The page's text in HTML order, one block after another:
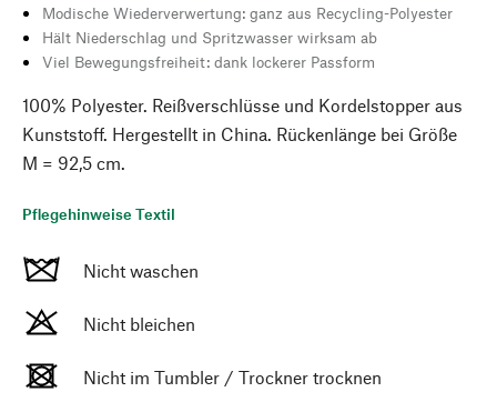
Modische Wiederverwertung: ganz aus Recycling-Polyester
Hält Niederschlag und Spritzwasser wirksam ab
Viel Bewegungsfreiheit: dank lockerer Passform
100% Polyester. Reißverschlüsse und Kordelstopper aus
Kunststoff. Hergestellt in China. Rückenlänge bei Größe
M = 92,5 cm.
Pflegehinweise Textil
Nicht waschen
Nicht bleichen
Nicht im Tumbler / Trockner trocknen